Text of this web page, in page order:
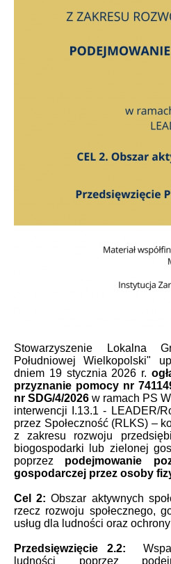
Stowarzyszenie Lokalna
Południowej Wielkopolski"
dniem 19 stycznia 2026 r.
przyznanie pomocy nr
nr SDG/4/2026 w ramach PS
interwencji I.13.1 - LEADER/
przez Społeczność (RLKS) –
z zakresu rozwoju
biogospodarki lub zielonej
poprzez podejmowanie
gospodarczej przez osoby
Cel 2: Obszar aktywnych
rzecz rozwoju społecznego,
usług dla ludności oraz
Przedsięwzięcie 2.2:
ludności poprzez